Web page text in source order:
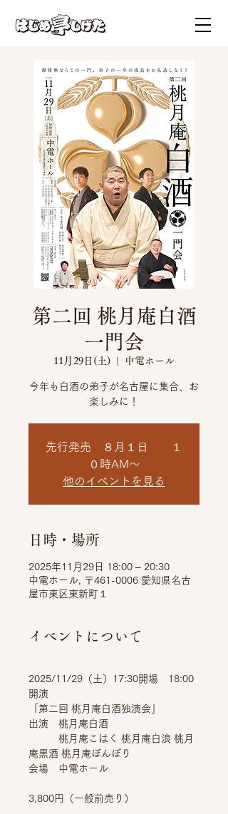
第二回 桃月庵白酒
一門会
11月29日(土) 中電ホール
今年も白酒の弟子が名古屋に集合、お
楽しみに！
先行発売 ８月１日 １
０時AM～
他のイベントを見る
日時・場所
2025年11月29日 18:00 – 20:30
中電ホール, 〒461-0006 愛知県名古
屋市東区東新町１
イベントについて
2025/11/29（土）17:30開場　18:00
開演
「第二回 桃月庵白酒独演会」
出演　桃月庵白酒
桃月庵こはく 桃月庵白浪 桃月
庵黒酒 桃月庵ぼんぼり
会場　中電ホール
3,800円（一般前売り）